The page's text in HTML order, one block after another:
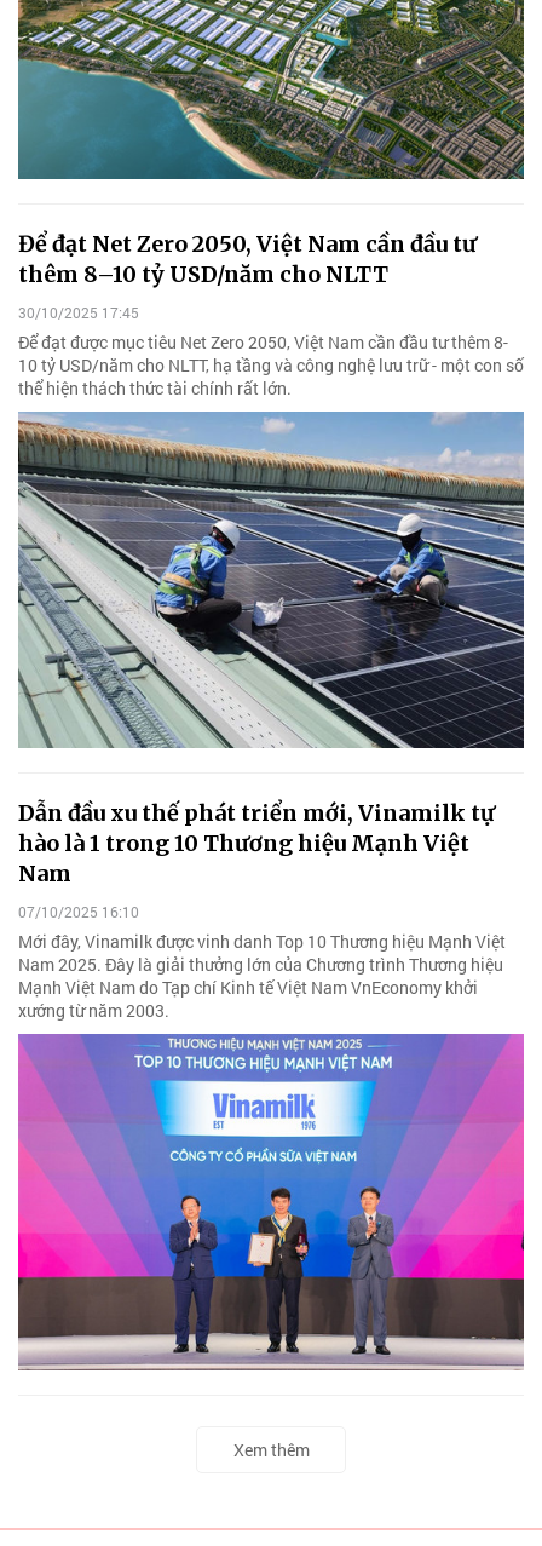
Để đạt Net Zero 2050, Việt Nam cần đầu tư
thêm 8–10 tỷ USD/năm cho NLTT
30/10/2025 17:45
Để đạt được mục tiêu Net Zero 2050, Việt Nam cần đầu tư thêm 8-
10 tỷ USD/năm cho NLTT, hạ tầng và công nghệ lưu trữ - một con số
thể hiện thách thức tài chính rất lớn.
Dẫn đầu xu thế phát triển mới, Vinamilk tự
hào là 1 trong 10 Thương hiệu Mạnh Việt
Nam
07/10/2025 16:10
Mới đây, Vinamilk được vinh danh Top 10 Thương hiệu Mạnh Việt
Nam 2025. Đây là giải thưởng lớn của Chương trình Thương hiệu
Mạnh Việt Nam do Tạp chí Kinh tế Việt Nam VnEconomy khởi
xướng từ năm 2003.
Xem thêm